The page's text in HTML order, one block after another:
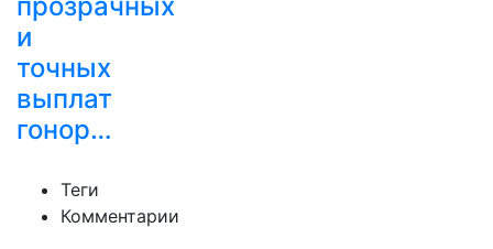
и
точных
выплат
гонор…
Теги
Комментарии